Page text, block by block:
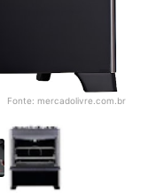
Fonte: mercadolivre.com.br